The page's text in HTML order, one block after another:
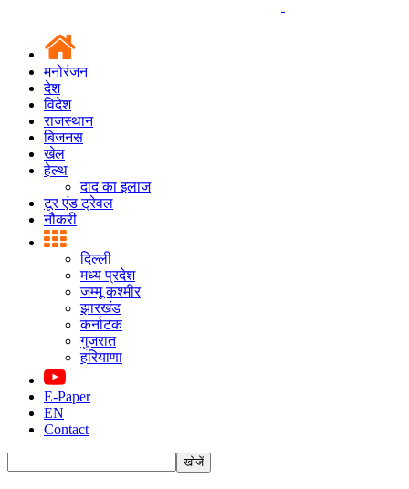
मनोरंजन
देश
विदेश
राजस्थान
बिजनस
खेल
हेल्थ
दाद का इलाज
टूर एंड ट्रेवल
नौकरी
दिल्ली
मध्य प्रदेश
जम्मू कश्मीर
झारखंड
कर्नाटक
गुजरात
हरियाणा
E-Paper
EN
Contact